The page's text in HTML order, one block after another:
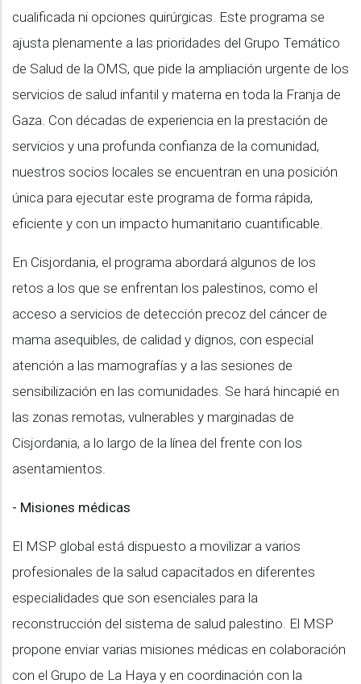
cualificada ni opciones quirúrgicas. Este programa se
ajusta plenamente a las prioridades del Grupo Temático
de Salud de la OMS, que pide la ampliación urgente de los
servicios de salud infantil y materna en toda la Franja de
Gaza. Con décadas de experiencia en la prestación de
servicios y una profunda confianza de la comunidad,
nuestros socios locales se encuentran en una posición
única para ejecutar este programa de forma rápida,
eficiente y con un impacto humanitario cuantificable.
En Cisjordania, el programa abordará algunos de los
retos a los que se enfrentan los palestinos, como el
acceso a servicios de detección precoz del cáncer de
mama asequibles, de calidad y dignos, con especial
atención a las mamografías y a las sesiones de
sensibilización en las comunidades. Se hará hincapié en
las zonas remotas, vulnerables y marginadas de
Cisjordania, a lo largo de la línea del frente con los
asentamientos.
- Misiones médicas
El MSP global está dispuesto a movilizar a varios
profesionales de la salud capacitados en diferentes
especialidades que son esenciales para la
reconstrucción del sistema de salud palestino. El MSP
propone enviar varias misiones médicas en colaboración
con el Grupo de La Haya y en coordinación con la